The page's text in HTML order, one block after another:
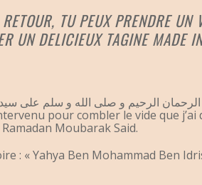
TU PEUX PRENDRE UN
UN DELICIEUX TAGINE MADE
الرحمان الرحيم و صلى الله و سلم على
pour combler le vide que j’ai
Moubarak Said.
: « Yahya Ben Mohammad Ben